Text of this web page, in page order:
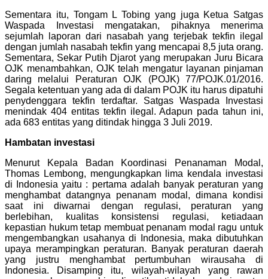
Sementara itu, Tongam L Tobing yang juga Ketua Satgas
Waspada Investasi mengatakan, pihaknya menerima
sejumlah laporan dari nasabah yang terjebak tekfin ilegal
dengan jumlah nasabah tekfin yang mencapai 8,5 juta orang.
Sementara, Sekar Putih Djarot yang merupakan Juru Bicara
OJK menambahkan, OJK telah mengatur layanan pinjaman
daring melalui Peraturan OJK (POJK) 77/POJK.01/2016.
Segala ketentuan yang ada di dalam POJK itu harus dipatuhi
penydenggara tekfin terdaftar. Satgas Waspada Investasi
menindak 404 entitas tekfin ilegal. Adapun pada tahun ini,
ada 683 entitas yang ditindak hingga 3 Juli 2019.
Hambatan investasi
Menurut Kepala Badan Koordinasi Penanaman Modal,
Thomas Lembong, mengungkapkan lima kendala investasi
di Indonesia yaitu : pertama adalah banyak peraturan yang
menghambat datangnya penanam modal, dimana kondisi
saat ini diwarnai dengan regulasi, peraturan yang
berlebihan, kualitas konsistensi regulasi, ketiadaan
kepastian hukum tetap membuat penanam modal ragu untuk
mengembangkan usahanya di Indonesia, maka dibutuhkan
upaya merampingkan peraturan. Banyak peraturan daerah
yang justru menghambat pertumbuhan wirausaha di
Indonesia. Disamping itu, wilayah-wilayah yang rawan